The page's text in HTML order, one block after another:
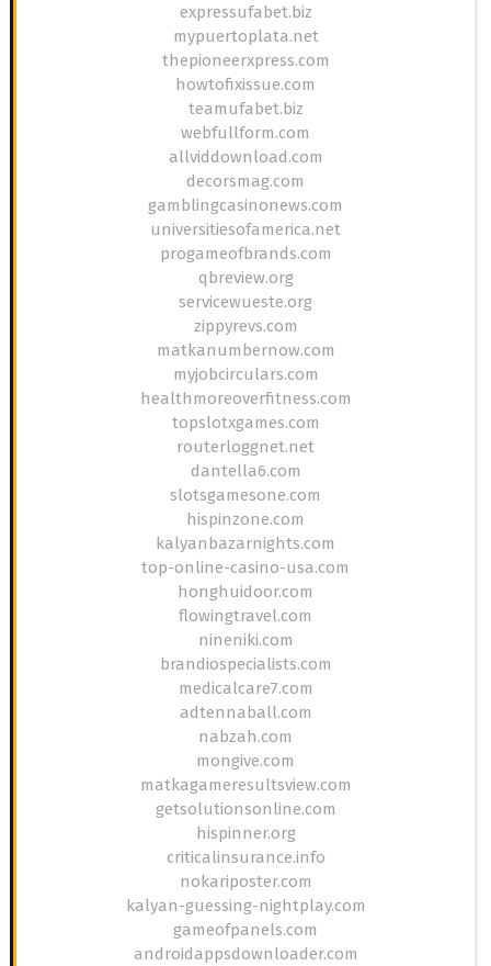
expressufabet.biz
mypuertoplata.net
thepioneerxpress.com
howtofixissue.com
teamufabet.biz
webfullform.com
allviddownload.com
decorsmag.com
gamblingcasinonews.com
universitiesofamerica.net
progameofbrands.com
qbreview.org
servicewueste.org
zippyrevs.com
matkanumbernow.com
myjobcirculars.com
healthmoreoverfitness.com
topslotxgames.com
routerloggnet.net
dantella6.com
slotsgamesone.com
hispinzone.com
kalyanbazarnights.com
top-online-casino-usa.com
honghuidoor.com
flowingtravel.com
nineniki.com
brandiospecialists.com
medicalcare7.com
adtennaball.com
nabzah.com
mongive.com
matkagameresultsview.com
getsolutionsonline.com
hispinner.org
criticalinsurance.info
nokariposter.com
kalyan-guessing-nightplay.com
gameofpanels.com
androidappsdownloader.com